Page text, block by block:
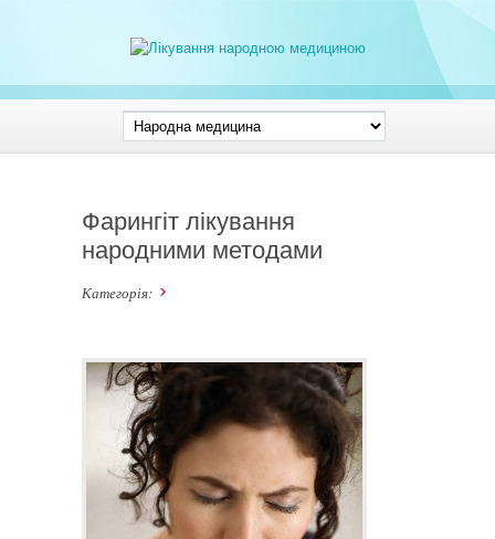
Фарингіт лікування
народними методами
Категорія: